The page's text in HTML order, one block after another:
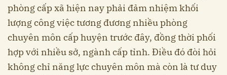
phòng cấp xã hiện nay phải đảm nhiệm khối
lượng công việc tương đương nhiều phòng
chuyên môn cấp huyện trước đây, đồng thời phối
hợp với nhiều sở, ngành cấp tỉnh. Điều đó đòi hỏi
không chỉ năng lực chuyên môn mà còn là tư duy